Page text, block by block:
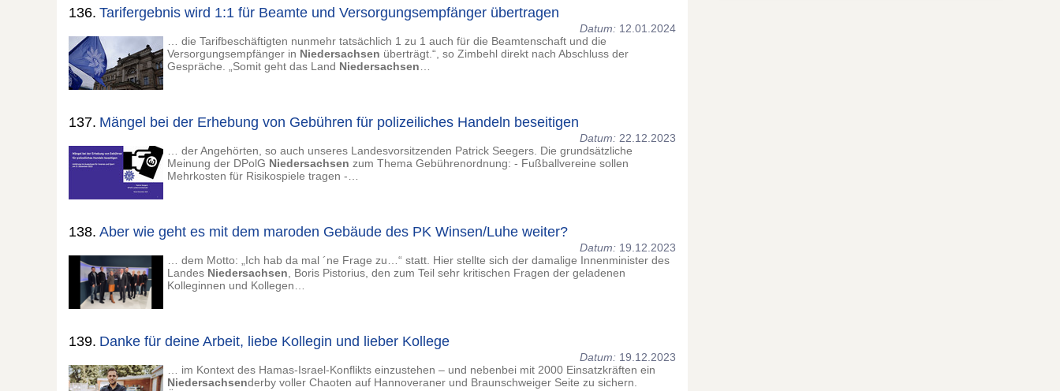
136. Tarifergebnis wird 1:1 für Beamte und Versorgungsempfänger übertragen
Datum: 12.01.2024
… die Tarifbeschäftigten nunmehr tatsächlich 1 zu 1 auch für die Beamtenschaft und die
Versorgungsempfänger in Niedersachsen überträgt.“, so Zimbehl direkt nach Abschluss der
Gespräche. „Somit geht das Land Niedersachsen
137. Mängel bei der Erhebung von Gebühren für polizeiliches Handeln beseitigen
Datum: 22.12.2023
… der Angehörten, so auch unseres Landesvorsitzenden Patrick Seegers. Die grundsätzliche
Meinung der DPolG Niedersachsen zum Thema Gebührenordnung: - Fußballvereine sollen
Mehrkosten für Risikospiele tragen -…
138. Aber wie geht es mit dem maroden Gebäude des PK Winsen/Luhe weiter?
Datum: 19.12.2023
… dem Motto: „Ich hab da mal ´ne Frage zu…“ statt. Hier stellte sich der damalige Innenminister des
Landes Niedersachsen , Boris Pistorius, den zum Teil sehr kritischen Fragen der geladenen
Kolleginnen und Kollegen…
139. Danke für deine Arbeit, liebe Kollegin und lieber Kollege
Datum: 19.12.2023
… im Kontext des Hamas-Israel-Konflikts einzustehen – und nebenbei mit 2000 Einsatzkräften ein
Niedersachsenderby voller Chaoten auf Hannoveraner und Braunschweiger Seite zu sichern.